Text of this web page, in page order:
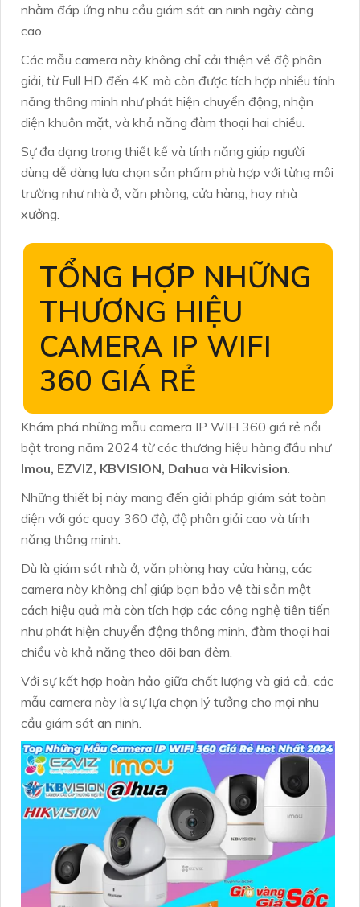
nhằm đáp ứng nhu cầu giám sát an ninh ngày càng
cao.
Các mẫu camera này không chỉ cải thiện về độ phân
giải, từ Full HD đến 4K, mà còn được tích hợp nhiều tính
năng thông minh như phát hiện chuyển động, nhận
diện khuôn mặt, và khả năng đàm thoại hai chiều.
Sự đa dạng trong thiết kế và tính năng giúp người
dùng dễ dàng lựa chọn sản phẩm phù hợp với từng môi
trường như nhà ở, văn phòng, cửa hàng, hay nhà
xưởng.
TỔNG HỢP NHỮNG
THƯƠNG HIỆU
CAMERA IP WIFI
360 GIÁ RẺ
Khám phá những mẫu camera IP WIFI 360 giá rẻ nổi
bật trong năm 2024 từ các thương hiệu hàng đầu như
Imou, EZVIZ, KBVISION, Dahua và Hikvision.
Những thiết bị này mang đến giải pháp giám sát toàn
diện với góc quay 360 độ, độ phân giải cao và tính
năng thông minh.
Dù là giám sát nhà ở, văn phòng hay cửa hàng, các
camera này không chỉ giúp bạn bảo vệ tài sản một
cách hiệu quả mà còn tích hợp các công nghệ tiên tiến
như phát hiện chuyển động thông minh, đàm thoại hai
chiều và khả năng theo dõi ban đêm.
Với sự kết hợp hoàn hảo giữa chất lượng và giá cả, các
mẫu camera này là sự lựa chọn lý tưởng cho mọi nhu
cầu giám sát an ninh.